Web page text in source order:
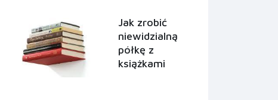
Jak zrobić
niewidzialną
półkę z
książkami